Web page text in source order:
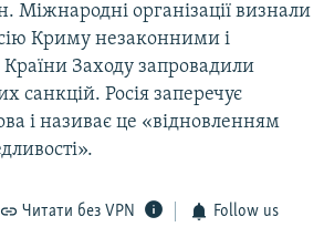
Міжнародні організації визнали
Криму незаконними і
Країни Заходу запровадили
санкцій. Росія заперечує
і називає це «відновленням
Читати без VPN Follow us